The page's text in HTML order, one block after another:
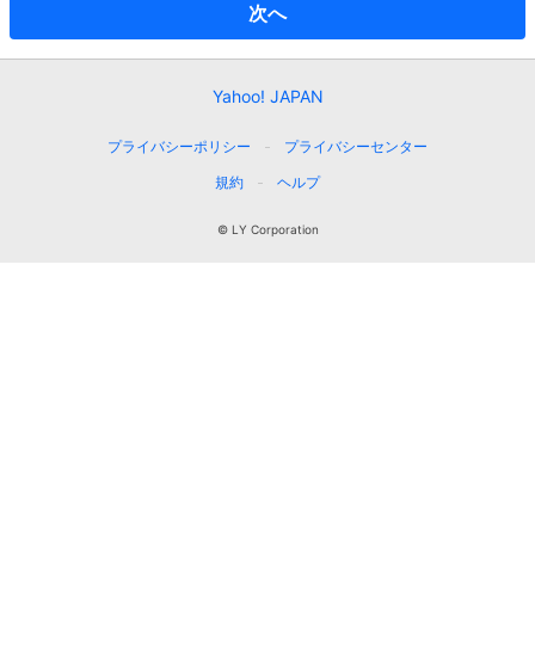
次へ
Yahoo! JAPAN
プライバシーポリシー
プライバシーセンター
規約
ヘルプ
© LY Corporation